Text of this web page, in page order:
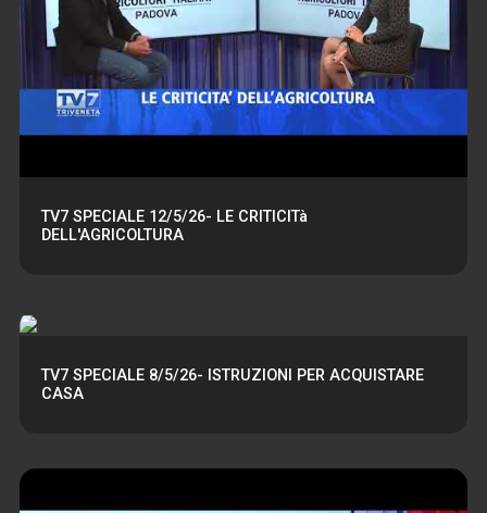
TV7 SPECIALE 12/5/26- LE CRITICITà
DELL'AGRICOLTURA
TV7 SPECIALE 8/5/26- ISTRUZIONI PER ACQUISTARE
CASA